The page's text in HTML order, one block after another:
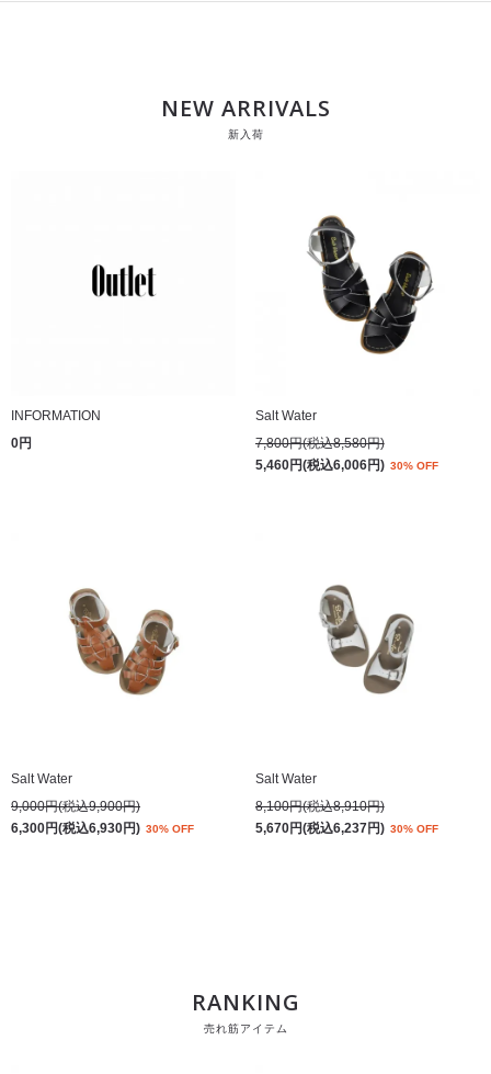
NEW ARRIVALS
新入荷
INFORMATION
0円
Salt Water
7,800円(税込8,580円)
5,460円(税込6,006円) 30% OFF
Salt Water
9,000円(税込9,900円)
6,300円(税込6,930円) 30% OFF
Salt Water
8,100円(税込8,910円)
5,670円(税込6,237円) 30% OFF
RANKING
売れ筋アイテム